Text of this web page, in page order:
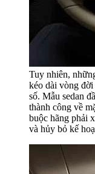
Tuy nhiên,
kéo dài vòng đời
số. Mẫu sedan
thành công về
buộc hãng phải
và hủy bỏ kế